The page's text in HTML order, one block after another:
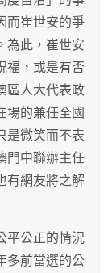
而崔世安的爭
為此，崔世安
福，或是有否
區人大代表政
場的兼任全國
是微笑而不表
門中聯辦主任
有網友將之解
平公正的情況
多前當選的公